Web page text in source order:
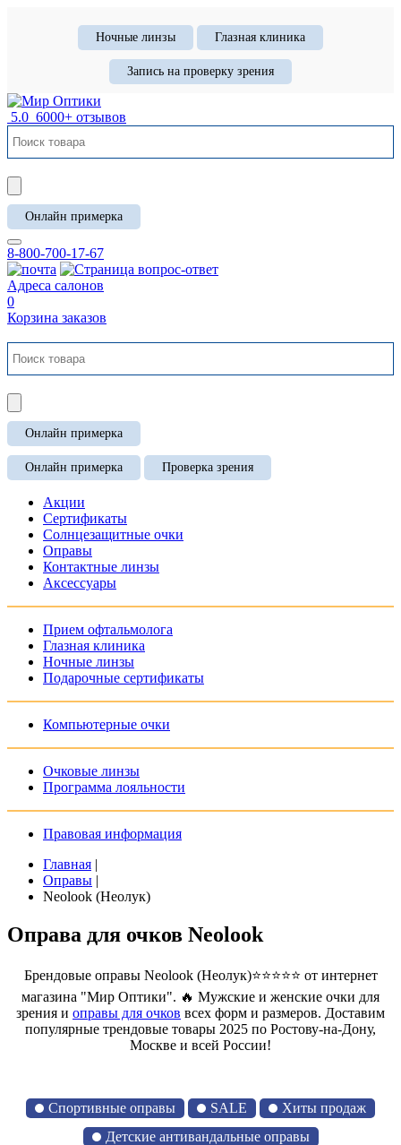
Ночные линзы Глазная клиника
Запись на проверку зрения
5.0 6000+ отзывов
Онлайн примерка
8-800-700-17-67
Адреса салонов
0
Корзина заказов
Онлайн примерка
Онлайн примерка Проверка зрения
Акции
Сертификаты
Солнцезащитные очки
Оправы
Контактные линзы
Аксессуары
Прием офтальмолога
Глазная клиника
Ночные линзы
Подарочные сертификаты
Компьютерные очки
Очковые линзы
Программа лояльности
Правовая информация
Главная |
Оправы |
Neolook (Неолук)
Оправа для очков Neolook
Брендовые оправы Neolook (Неолук)⭐⭐⭐⭐⭐ от интернет
магазина "Мир Оптики". 🔥 Мужские и женские очки для
зрения и оправы для очков всех форм и размеров. Доставим
популярные трендовые товары 2025 по Ростову-на-Дону,
Москве и всей России!
Спортивные оправы SALE
Хиты продаж
Детские антивандальные оправы